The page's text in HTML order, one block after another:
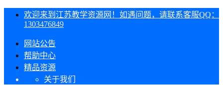
欢迎来到江苏教学资源网！如遇问题，请联系客服QQ：
1303476849
网站公告
帮助中心
精品资源
关于我们